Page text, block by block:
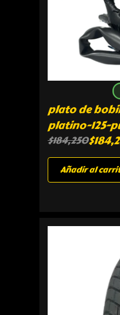
plato de
platino-125-
$184,250$
Añadir al